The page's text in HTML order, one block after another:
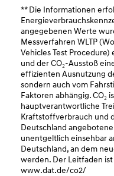
** Die Informationen
angegebenen Werte
Messverfahren WLTP
Vehicles Test
und der CO₂-Ausstoß
effizienten Ausnutzung
sondern auch vom
Faktoren abhängig. CO₂
hauptverantwortliche
Kraftstoffverbrauch und
Deutschland
unentgeltlich einsehbar
Deutschland, an dem
werden. Der Leitfaden
www.dat.de/co2/